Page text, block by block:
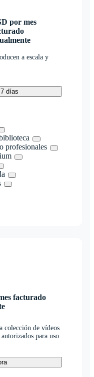
por mes
a escala y
días
profesionales
facturado
colección de vídeos
para uso